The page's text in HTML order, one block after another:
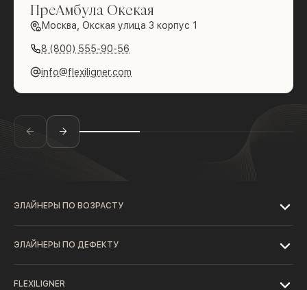
ПреАмбула Окская
Москва, Окская улица 3 корпус 1
8 (800) 555-90-56
info@flexiligner.com
ЭЛАЙНЕРЫ ПО ВОЗРАСТУ
ЭЛАЙНЕРЫ ПО ДЕФЕКТУ
FLEXILIGNER